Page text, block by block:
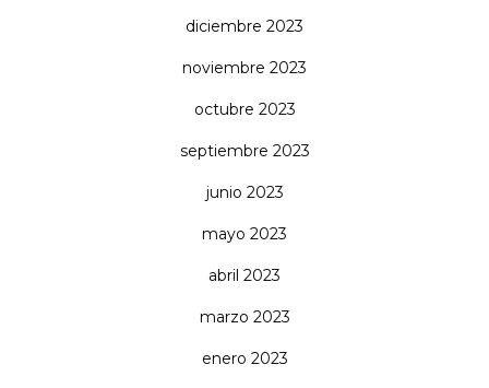
diciembre 2023
noviembre 2023
octubre 2023
septiembre 2023
junio 2023
mayo 2023
abril 2023
marzo 2023
enero 2023